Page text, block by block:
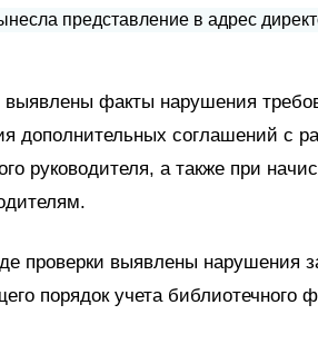
выявлены факты нарушения
дополнительных соглашений с
руководителя, а также при
проверки выявлены нарушения
порядок учета библиотечного